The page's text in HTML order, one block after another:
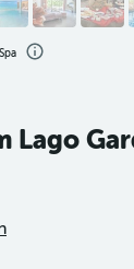
Lago